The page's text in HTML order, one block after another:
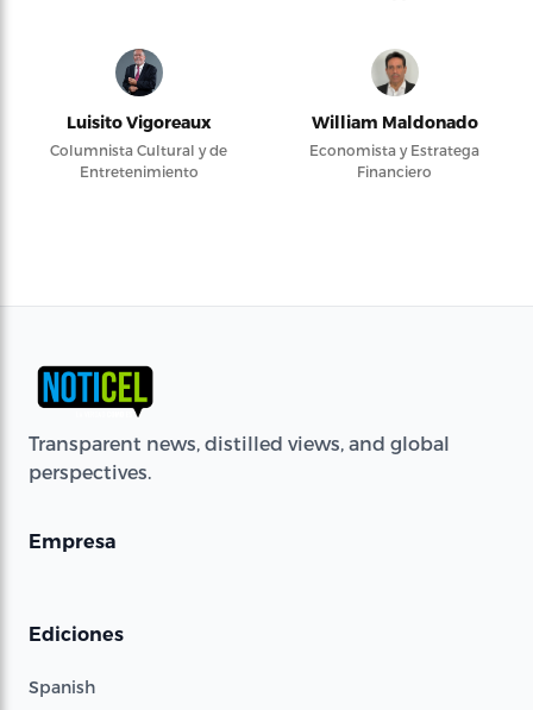
Luisito Vigoreaux
Columnista Cultural y de
Entretenimiento
William Maldonado
Economista y Estratega
Financiero
Transparent news, distilled views, and global
perspectives.
Empresa
Ediciones
Spanish